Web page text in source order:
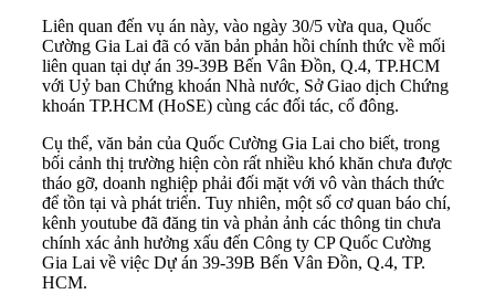
Liên quan đến vụ án này, vào ngày 30/5 vừa qua, Quốc
Cường Gia Lai đã có văn bản phản hồi chính thức về mối
liên quan tại dự án 39-39B Bến Vân Đồn, Q.4, TP.HCM
với Uỷ ban Chứng khoán Nhà nước, Sở Giao dịch Chứng
khoán TP.HCM (HoSE) cùng các đối tác, cổ đông.
Cụ thể, văn bản của Quốc Cường Gia Lai cho biết, trong
bối cảnh thị trường hiện còn rất nhiều khó khăn chưa được
tháo gỡ, doanh nghiệp phải đối mặt với vô vàn thách thức
để tồn tại và phát triển. Tuy nhiên, một số cơ quan báo chí,
kênh youtube đã đăng tin và phản ảnh các thông tin chưa
chính xác ảnh hưởng xấu đến Công ty CP Quốc Cường
Gia Lai về việc Dự án 39-39B Bến Vân Đồn, Q.4, TP.
HCM.